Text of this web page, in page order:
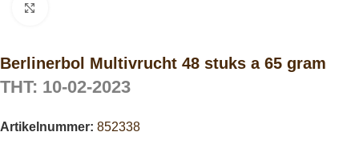
Berlinerbol Multivrucht 48 stuks a 65 gram
THT: 10-02-2023
Artikelnummer: 852338